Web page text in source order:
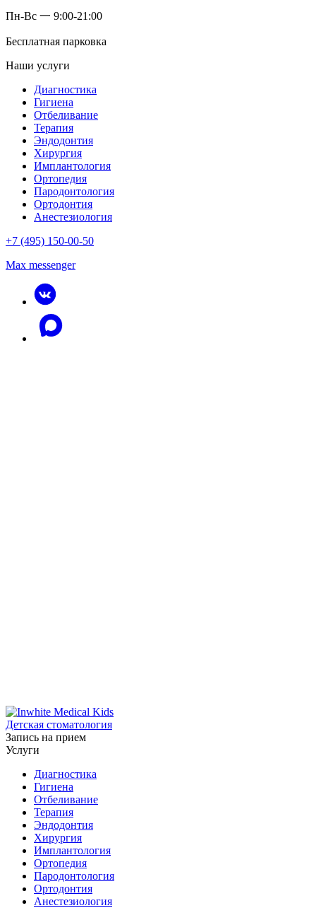
Пн-Вс 一 9:00-21:00
Бесплатная парковка
Наши услуги
Диагностика
Гигиена
Отбеливание
Терапия
Эндодонтия
Хирургия
Имплантология
Ортопедия
Пародонтология
Ортодонтия
Анестезиология
+7 (495) 150-00-50
Max messenger
Детская стоматология
Запись на прием
Услуги
Диагностика
Гигиена
Отбеливание
Терапия
Эндодонтия
Хирургия
Имплантология
Ортопедия
Пародонтология
Ортодонтия
Анестезиология